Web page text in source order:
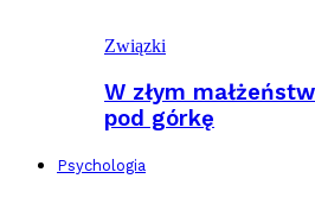
Związki
W złym
pod górkę
Psychologia